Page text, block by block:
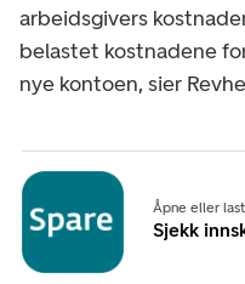
arbeidsgivers
belastet kostnadene
nye kontoen, sier
Åpne eller
Sjekk